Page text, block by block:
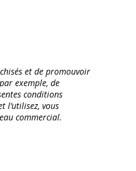
et de promouvoir
exemple, de
conditions
l’utilisez, vous
commercial.